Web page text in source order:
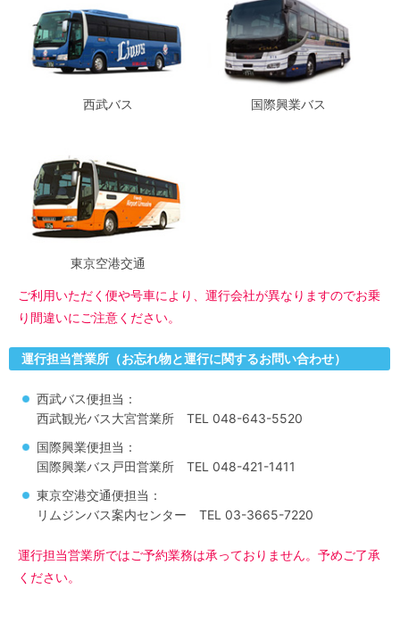
西武バス 国際興業バス
東京空港交通
ご利用いただく便や号車により、運行会社が異なりますのでお乗
り間違いにご注意ください。
運行担当営業所（お忘れ物と運行に関するお問い合わせ）
西武バス便担当：
西武観光バス大宮営業所 TEL 048-643-5520
国際興業便担当：
国際興業バス戸田営業所 TEL 048-421-1411
東京空港交通便担当：
リムジンバス案内センター TEL 03-3665-7220
運行担当営業所ではご予約業務は承っておりません。予めご了承
ください。